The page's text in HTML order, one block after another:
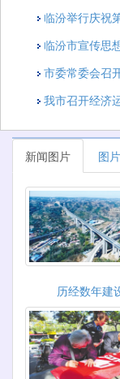
临汾举行庆祝
临汾市宣传思
市委常委会召
我市召开经济
新闻图片 图
历经数年建